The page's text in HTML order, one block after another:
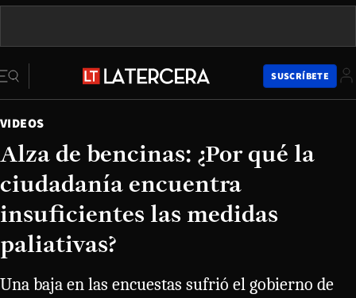
SUSCRÍBETE
VIDEOS
Alza de bencinas: ¿Por qué la
ciudadanía encuentra
insuficientes las medidas
paliativas?
Una baja en las encuestas sufrió el gobierno de